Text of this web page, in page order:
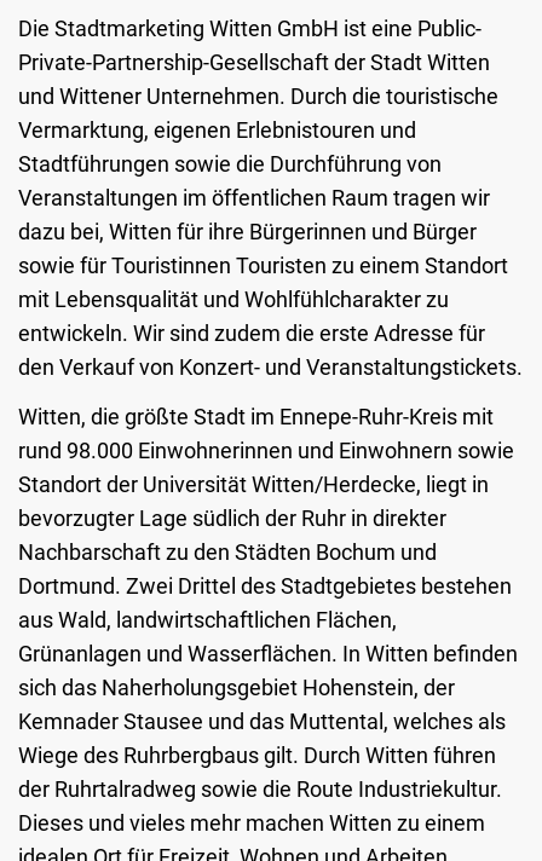
Die Stadtmarketing Witten GmbH ist eine Public-
Private-Partnership-Gesellschaft der Stadt Witten
und Wittener Unternehmen. Durch die touristische
Vermarktung, eigenen Erlebnistouren und
Stadtführungen sowie die Durchführung von
Veranstaltungen im öffentlichen Raum tragen wir
dazu bei, Witten für ihre Bürgerinnen und Bürger
sowie für Touristinnen Touristen zu einem Standort
mit Lebensqualität und Wohlfühlcharakter zu
entwickeln. Wir sind zudem die erste Adresse für
den Verkauf von Konzert- und Veranstaltungstickets.
Witten, die größte Stadt im Ennepe-Ruhr-Kreis mit
rund 98.000 Einwohnerinnen und Einwohnern sowie
Standort der Universität Witten/Herdecke, liegt in
bevorzugter Lage südlich der Ruhr in direkter
Nachbarschaft zu den Städten Bochum und
Dortmund. Zwei Drittel des Stadtgebietes bestehen
aus Wald, landwirtschaftlichen Flächen,
Grünanlagen und Wasserflächen. In Witten befinden
sich das Naherholungsgebiet Hohenstein, der
Kemnader Stausee und das Muttental, welches als
Wiege des Ruhrbergbaus gilt. Durch Witten führen
der Ruhrtalradweg sowie die Route Industriekultur.
Dieses und vieles mehr machen Witten zu einem